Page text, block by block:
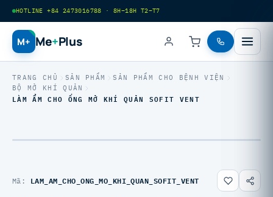
HOTLINE +84 2473016788 · 8H–18H T2–T7
M+ Me+Plus
TRANG CHỦ SẢN PHẨM
SẢN PHẨM CHO BỆNH VIỆN
BỘ MỞ KHÍ QUẢN
LÀM ẨM CHO ỐNG MỞ KHÍ QUẢN SOFIT VENT
Mã: LAM_AM_CHO_ONG_MO_KHI_QUAN_SOFIT_VENT